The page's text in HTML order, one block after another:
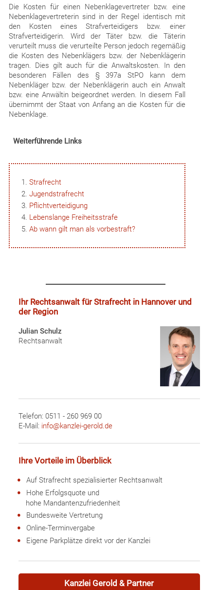
Die Kosten für einen Nebenklagevertreter bzw. eine
Nebenklagevertreterin sind in der Regel identisch mit
den Kosten eines Strafverteidigers bzw. einer
Strafverteidigerin. Wird der Täter bzw. die Täterin
verurteilt muss die verurteilte Person jedoch regemäßig
die Kosten des Nebenklägers bzw. der Nebenklägerin
tragen. Dies gilt auch für die Anwaltskosten. In den
besonderen Fällen des § 397a StPO kann dem
Nebenkläger bzw. der Nebenklägerin auch ein Anwalt
bzw. eine Anwältin beigeordnet werden. In diesem Fall
übernimmt der Staat von Anfang an die Kosten für die
Nebenklage.
Weiterführende Links
Strafrecht
Jugendstrafrecht
Pflichtverteidigung
Lebenslange Freiheitsstrafe
Ab wann gilt man als vorbestraft?
Ihr Rechtsanwalt für Strafrecht in Hannover und
der Region
Julian Schulz
Rechtsanwalt
Telefon: 0511 - 260 969 00
E-Mail: info@kanzlei-gerold.de
Ihre Vorteile im Überblick
Auf Strafrecht spezialisierter Rechtsanwalt
Hohe Erfolgsquote und
hohe Mandantenzufriedenheit
Bundesweite Vertretung
Online-Terminvergabe
Eigene Parkplätze direkt vor der Kanzlei
Kanzlei Gerold & Partner